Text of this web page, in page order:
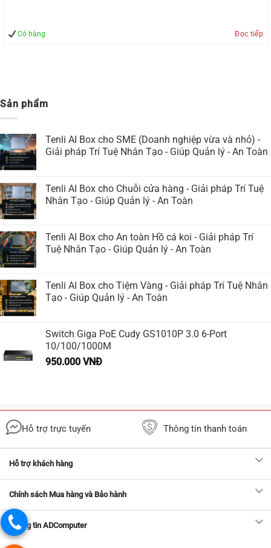
Có hàng Đọc tiếp
Sản phẩm
Tenli AI Box cho SME (Doanh nghiệp vừa và nhỏ) -
Giải pháp Trí Tuệ Nhân Tạo - Giúp Quản lý - An Toàn
Tenli AI Box cho Chuỗi cửa hàng - Giải pháp Trí Tuệ
Nhân Tạo - Giúp Quản lý - An Toàn
Tenli AI Box cho An toàn Hồ cá koi - Giải pháp Trí
Tuệ Nhân Tạo - Giúp Quản lý - An Toàn
Tenli AI Box cho Tiệm Vàng - Giải pháp Trí Tuệ Nhân
Tạo - Giúp Quản lý - An Toàn
Switch Giga PoE Cudy GS1010P 3.0 6-Port
10/100/1000M
950.000 VNĐ
Hỗ trợ trực tuyến Thông tin thanh toán
Hỗ trợ khách hàng
Chính sách Mua hàng và Bảo hành
Thông tin ADComputer